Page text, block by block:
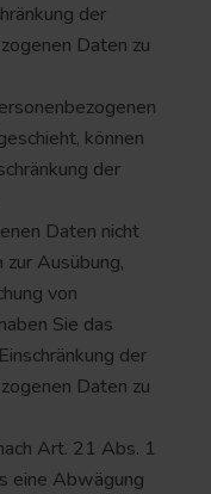
der
Daten zu
können
der
Daten nicht
Ausübung,
von
Sie das
der
Daten zu
Art. 21 Abs. 1
eine Abwägung